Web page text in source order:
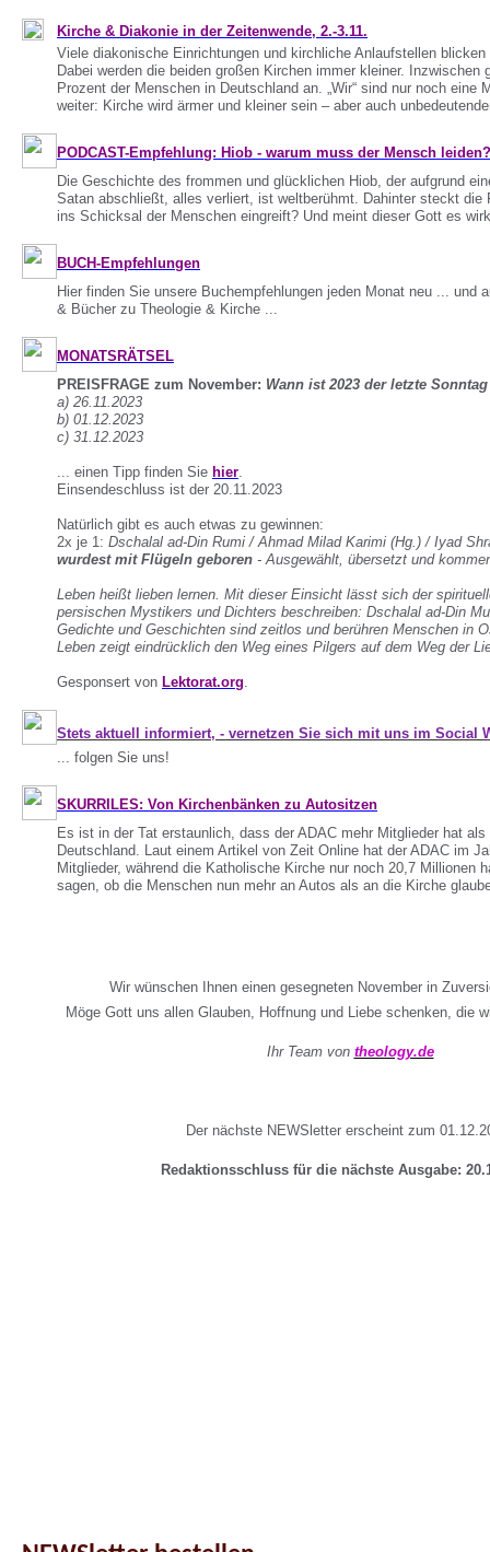
Kirche & Diakonie in der Zeitenwende, 2.-3.11.
Viele diakonische Einrichtungen und kirchliche Anlaufstellen
Dabei werden die beiden großen Kirchen immer kleiner. Inzwischen
Prozent der Menschen in Deutschland an. „Wir“ sind nur noch eine
weiter: Kirche wird ärmer und kleiner sein – aber auch
PODCAST-Empfehlung: Hiob - warum muss der Mensch leiden?
Die Geschichte des frommen und glücklichen Hiob, der aufgrund
Satan abschließt, alles verliert, ist weltberühmt. Dahinter steckt die
ins Schicksal der Menschen eingreift? Und meint dieser Gott es
BUCH-Empfehlungen
Hier finden Sie unsere Buchempfehlungen jeden Monat neu ... und
& Bücher zu Theologie & Kirche ...
MONATSRÄTSEL
PREISFRAGE zum November: Wann ist 2023 der letzte
a) 26.11.2023
b) 01.12.2023
c) 31.12.2023
... einen Tipp finden Sie hier.
Einsendeschluss ist der 20.11.2023
Natürlich gibt es auch etwas zu gewinnen:
2x je 1: Dschalal ad-Din Rumi / Ahmad Milad Karimi (Hg.) / Iyad
wurdest mit Flügeln geboren - Ausgewählt, übersetzt und
Leben heißt lieben lernen. Mit dieser Einsicht lässt sich der
persischen Mystikers und Dichters beschreiben: Dschalal ad-Din
Gedichte und Geschichten sind zeitlos und berühren Menschen in
Leben zeigt eindrücklich den Weg eines Pilgers auf dem Weg der
Gesponsert von Lektorat.org.
Stets aktuell informiert, - vernetzen Sie sich mit uns im Social
... folgen Sie uns!
SKURRILES: Von Kirchenbänken zu Autositzen
Es ist in der Tat erstaunlich, dass der ADAC mehr Mitglieder hat
Deutschland. Laut einem Artikel von Zeit Online hat der ADAC im
Mitglieder, während die Katholische Kirche nur noch 20,7 Millionen
sagen, ob die Menschen nun mehr an Autos als an die Kirche
Wir wünschen Ihnen einen gesegneten November in
Möge Gott uns allen Glauben, Hoffnung und Liebe schenken, die
Ihr Team von theology.de
Der nächste NEWSletter erscheint zum
Redaktionsschluss für die nächste Ausgabe: